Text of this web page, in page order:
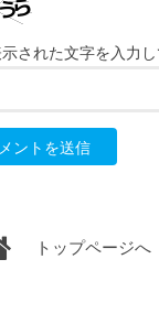
示された文字を入力し
トップページへ